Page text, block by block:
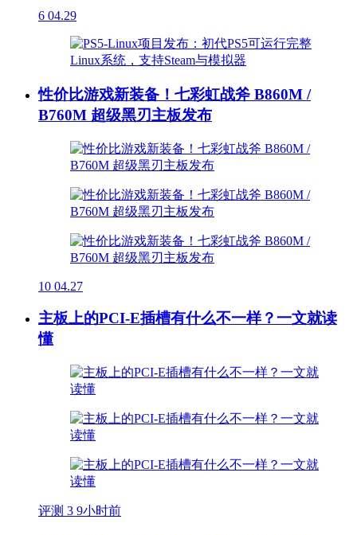
6 04.29
性价比游戏新装备！七彩虹战斧 B860M /
B760M 超级黑刃主板发布
10 04.27
主板上的PCI-E插槽有什么不一样？一文就读
懂
评测 3 9小时前